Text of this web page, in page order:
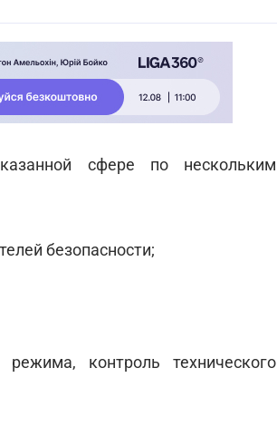
сфере по нескольким
безопасности;
контроль технического